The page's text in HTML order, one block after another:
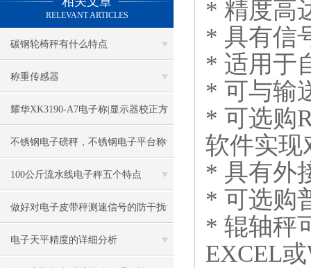
RELEVANT ARTICLES
碳钢轮椅秤有什么特点
称重传感器
耀华XK3190-A7电子称|显示器校正方
法
不锈钢电子磅秤，不锈钢电子平台称
100公斤流水线电子秤五个特点
做好对电子皮带秤测速信号的防干扰
工作
电子天平精度的详细分析
* 精度高
* 具有信
* 适用于
* 可与输
* 可选购
软件实现
* 具有外
* 可选购
* 辊轴秤
EXCEL或